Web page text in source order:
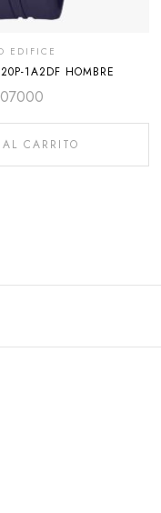
EDIFICE
1A2DF HOMBRE
CARRITO